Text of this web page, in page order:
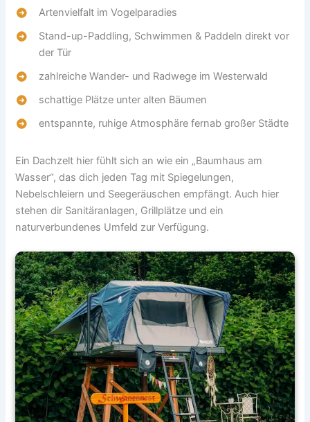
Artenvielfalt im Vogelparadies
Stand-up-Paddling, Schwimmen & Paddeln direkt vor
der Tür
zahlreiche Wander- und Radwege im Westerwald
schattige Plätze unter alten Bäumen
entspannte, ruhige Atmosphäre fernab großer Städte
Ein Dachzelt hier fühlt sich an wie ein „Baumhaus am
Wasser“, das dich jeden Tag mit Spiegelungen,
Nebelschleiern und Seegeräuschen empfängt. Auch hier
stehen dir Sanitäranlagen, Grillplätze und ein
naturverbundenes Umfeld zur Verfügung.